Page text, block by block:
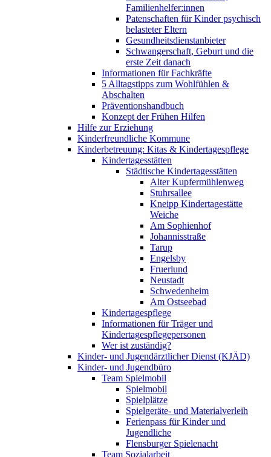
Familienhelfer:innen
Patenschaften für Kinder psychisch
belasteter Eltern
Gesundheitsdienstanbieter
Schwangerschaft, Geburt und die
erste Zeit danach
Informationen für Fachkräfte
5 Alltagstipps zum Wohlfühlen &
Abschalten
Präventionshandbuch
Konzept der Frühen Hilfen
Hilfe zur Erziehung
Kinderfreundliche Kommune
Kinderbetreuung: Kitas & Kindertagespflege
Kindertagesstätten
Städtische Kindertagesstätten
Alter Kupfermühlenweg
Stuhrsallee
Kneipp Kindertagestätte
Weiche
Am Sophienhof
Johannisstraße
Tarup
Engelsby
Fruerlund
Neustadt
Schwedenheim
Am Ostseebad
Kindertagespflege
Informationen für Träger und
Kindertagespflegepersonen
Wer ist zuständig?
Kinder- und Jugendärztlicher Dienst (KJÄD)
Kinder- und Jugendbüro
Team Spielmobil
Spielmobil
Spielplätze
Spielgeräte- und Materialverleih
Ferienpass für Kinder und
Jugendliche
Flensburger Spielenacht
Team Sozialarbeit